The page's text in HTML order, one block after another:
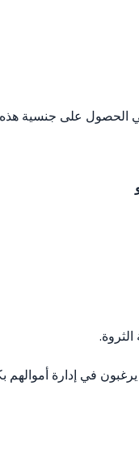
الحصول على جنسية هذه
في إدارة أموالهم